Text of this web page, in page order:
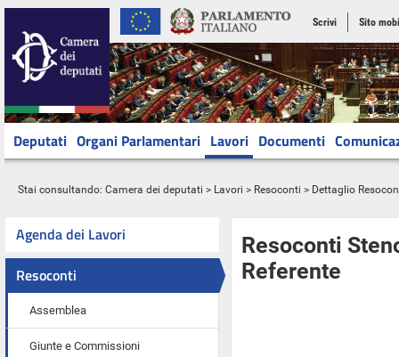
Scrivi Sito
Deputati Organi Parlamentari Lavori Documenti
Stai consultando: Camera dei deputati > Lavori > Resoconti > Dettaglio
Agenda dei Lavori
Resoconti
Assemblea
Giunte e Commissioni
Resoconti
Referente